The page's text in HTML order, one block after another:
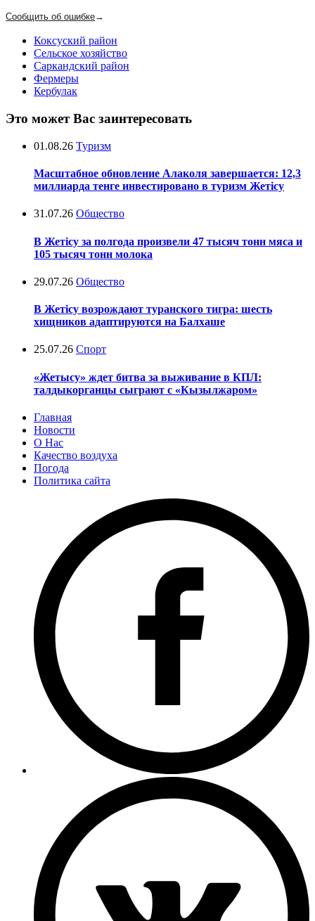
Сообщить об ошибке→
Коксуский район
Сельское хозяйство
Саркандский район
Фермеры
Кербулак
Это может Вас заинтересовать
01.08.26 Туризм
Масштабное обновление Алаколя завершается: 12,3
миллиарда тенге инвестировано в туризм Жетісу
31.07.26 Общество
В Жетісу за полгода произвели 47 тысяч тонн мяса и
105 тысяч тонн молока
29.07.26 Общество
В Жетісу возрождают туранского тигра: шесть
хищников адаптируются на Балхаше
25.07.26 Спорт
«Жетысу» ждет битва за выживание в КПЛ:
талдыкорганцы сыграют с «Кызылжаром»
Главная
Новости
О Нас
Качество воздуха
Погода
Политика сайта